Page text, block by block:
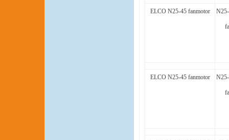
ELCO N25-45 fanmotor
ELCO N25-45 fanmotor